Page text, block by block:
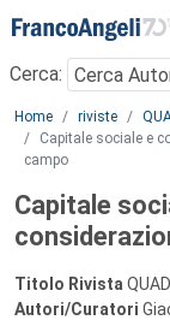
Menu
Cerca:
Main content
Home riviste
Capitale sociale e
campo
Capitale
Titolo Rivista
Autori/Curatori